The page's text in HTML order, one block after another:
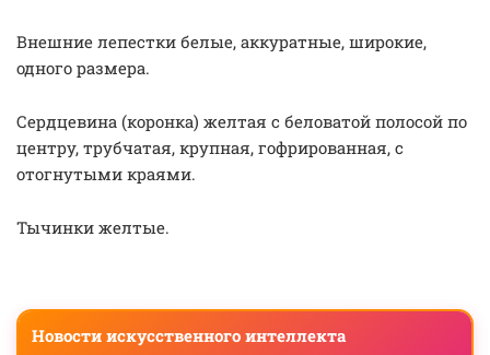
Внешние лепестки белые, аккуратные, широкие,
одного размера.
Сердцевина (коронка) желтая с беловатой полосой по
центру, трубчатая, крупная, гофрированная, с
отогнутыми краями.
Тычинки желтые.
Новости искусственного интеллекта